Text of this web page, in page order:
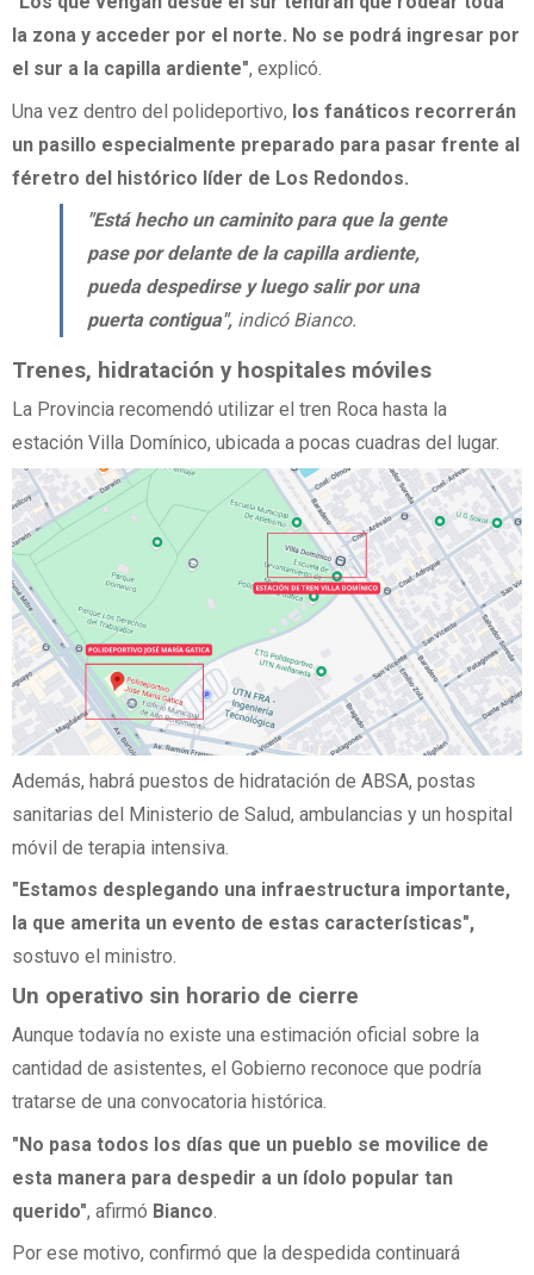
la zona y acceder por el norte. No se podrá ingresar por
el sur a la capilla ardiente", explicó.
Una vez dentro del polideportivo, los fanáticos recorrerán
un pasillo especialmente preparado para pasar frente al
féretro del histórico líder de Los Redondos.
"Está hecho un caminito para que la gente
pase por delante de la capilla ardiente,
pueda despedirse y luego salir por una
puerta contigua", indicó Bianco.
Trenes, hidratación y hospitales móviles
La Provincia recomendó utilizar el tren Roca hasta la
estación Villa Domínico, ubicada a pocas cuadras del lugar.
Además, habrá puestos de hidratación de ABSA, postas
sanitarias del Ministerio de Salud, ambulancias y un hospital
móvil de terapia intensiva.
"Estamos desplegando una infraestructura importante,
la que amerita un evento de estas características",
sostuvo el ministro.
Un operativo sin horario de cierre
Aunque todavía no existe una estimación oficial sobre la
cantidad de asistentes, el Gobierno reconoce que podría
tratarse de una convocatoria histórica.
"No pasa todos los días que un pueblo se movilice de
esta manera para despedir a un ídolo popular tan
querido", afirmó Bianco
Por ese motivo, confirmó que la despedida continuará